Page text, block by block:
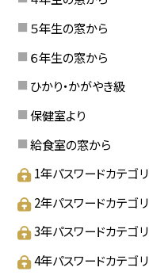
５年生の窓から
６年生の窓から
ひかり・かがやき級
保健室より
給食室の窓から
1年パスワードカテゴリ
2年パスワードカテゴリ
3年パスワードカテゴリ
4年パスワードカテゴリ